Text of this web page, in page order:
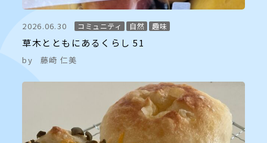
2026.06.30 コミュニティ 自然 趣味
草木とともにあるくらし 51
by 藤崎 仁美